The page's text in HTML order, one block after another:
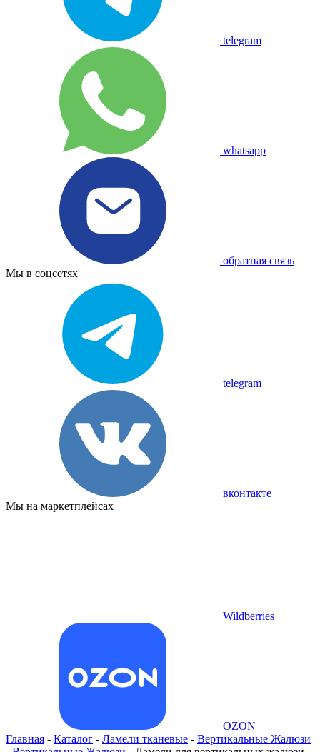
telegram
whatsapp
обратная связь
Мы в соцсетях
telegram
вконтакте
Мы на маркетплейсах
Wildberries
OZON
Главная - Каталог - Ламели тканевые - Вертикальные Жалюзи